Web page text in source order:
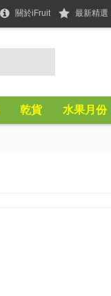
關於iFruit 最新精選
乾貨 水果月份